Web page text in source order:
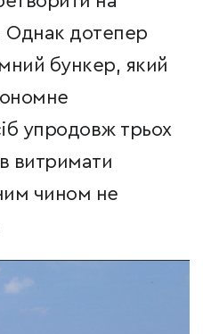
Однак дотепер
бункер, який
упродовж трьох
витримати
чином не